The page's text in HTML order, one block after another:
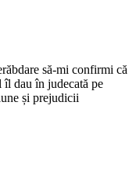
să-mi confirmi că
îl dau în judecată pe
și prejudicii